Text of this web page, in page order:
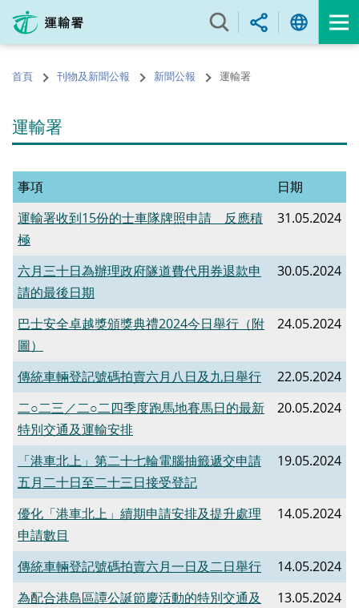
內
的首頁 刊物及新聞公報 新聞公報 運輸署
運輸署
事項
日期
運輸署收到15份的士車隊牌照申請 ​反應積
極
31.05.2024
六月三十日為辦理政府隧道費代用券退款申
請的最後日期
30.05.2024
巴士安全卓越獎頒獎典禮2024今日舉行（附
圖）
24.05.2024
傳統車輛登記號碼拍賣六月八日及九日舉行
22.05.2024
二○二三／二○二四季度跑馬地賽馬日的最新
特別交通及運輸安排
20.05.2024
「港車北上」第二十七輪電腦抽籤遞交申請
五月二十日至二十三日接受登記
19.05.2024
優化「港車北上」續期申請安排及提升處理
申請數目
14.05.2024
傳統車輛登記號碼拍賣六月一日及二日舉行
14.05.2024
為配合港島區譚公誕節慶活動的特別交通及
13.05.2024